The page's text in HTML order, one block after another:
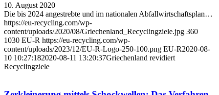
10. August 2020
Die bis 2024 angestrebte und im nationalen Abfallwirtschaftsplan…
https://eu-recycling.com/wp-
content/uploads/2020/08/Griechenland_Recyclingziele.jpg 360
1030 EU-R https://eu-recycling.com/wp-
content/uploads/2023/12/EU-R-Logo-250-100.png EU-R2020-08-
10 10:27:182020-08-11 13:20:37Griechenland revidiert
Recyclingziele